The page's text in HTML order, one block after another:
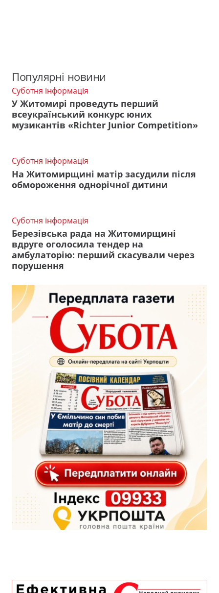
Популярні новини
Суботня інформація
У Житомирі проведуть перший
всеукраїнський конкурс юних
музикантів «Richter Junior Competition»
Суботня інформація
На Житомирщині матір засудили після
обмороження однорічної дитини
Суботня інформація
Березівська рада на Житомирщині
вдруге оголосила тендер на
амбулаторію: перший скасували через
порушення